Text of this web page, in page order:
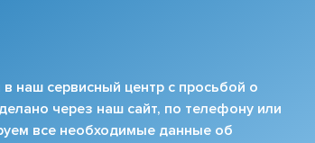
наш сервисный центр с просьбой о
через наш сайт, по телефону или
все необходимые данные об